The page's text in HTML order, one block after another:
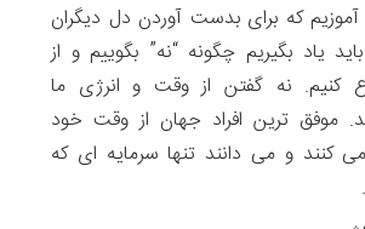
که برای بدست آوردن دل دیگران
یاد بگیریم چگونه “نه” بگوییم و از
کنیم. نه گفتن از وقت و انرژی ما
موفق ترین افراد جهان از وقت خود
کنند و می دانند تنها سرمایه ای که